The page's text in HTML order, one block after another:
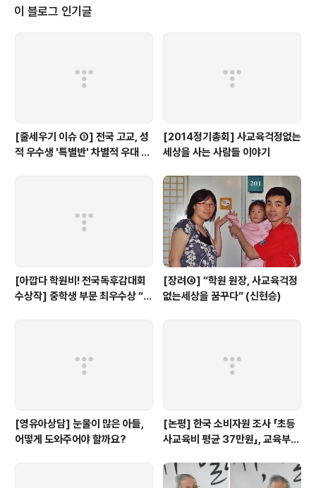
선택 4과목 중 2개, 전체 선택과목 12개 중 6개 과목), 하위 학년에 부담을 주기
때문. ▲인문계 자연계 대부분의 학생들이 배울 ‘일반 선택’..
이 블로그 인기글
[줄세우기 이슈 ③] 전국 고교, 성
적 우수생 '특별반' 차별적 우대 심
[2014정기총회] 사교육걱정없는
세상을 사는 사람들 이야기
[아깝다 학원비! 전국독후감대회
수상작] 중학생 부문 최우수상 “학
[장려④] “학원 원장, 사교육걱정
없는세상을 꿈꾸다” (신현승)
[영유아상담] 눈물이 많은 아들,
어떻게 도와주어야 할까요?
[논평] 한국 소비자원 조사 「초등
사교육비 평균 37만원」, 교육부